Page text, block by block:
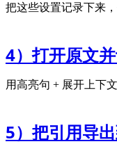
把这些设置记录下来
4）打开原文
用高亮句 + 展开上下
5）把引用导